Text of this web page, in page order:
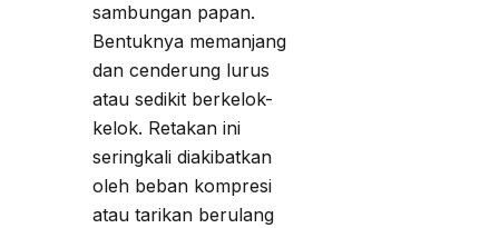
sambungan papan.
Bentuknya memanjang
dan cenderung lurus
atau sedikit berkelok-
kelok. Retakan ini
seringkali diakibatkan
oleh beban kompresi
atau tarikan berulang